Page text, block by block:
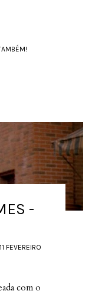
-
11 FEVEREIRO
com o